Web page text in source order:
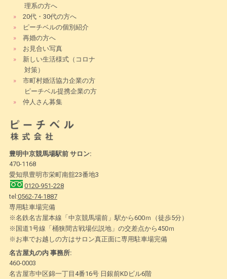
理系の方へ
»
20代・30代の方へ
»
ピーチベルの個別紹介
»
再婚の方へ
»
お見合い写真
»
新しい生活様式（コロナ
対策）
»
市町村婚活協力企業の方
ピーチベル提携企業の方
»
仲人さん募集
豊明中京競馬場駅前 サロン:
470-1168
愛知県豊明市栄町南舘23番地3
0120-951-228
tel:0562-74-1887
専用駐車場完備
※名鉄名古屋本線「中京競馬場前」駅から600ｍ（徒歩5分）
※国道1号線「桶狭間古戦場伝説地」の交差点から450ｍ
※お車でお越しの方はサロン真正面に専用駐車場完備
名古屋丸の内 事務所:
460-0003
名古屋市中区錦一丁目4番16号 日銀前KDビル6階